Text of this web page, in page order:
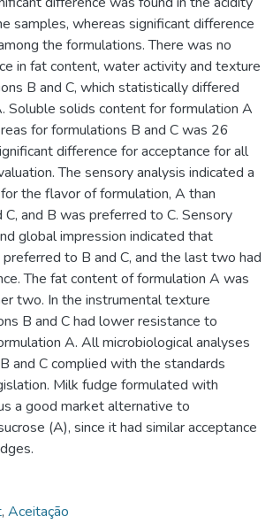
samples, whereas significant difference
the formulations. There was no
in fat content, water activity and texture
B and C, which statistically differed
Soluble solids content for formulation A
for formulations B and C was 26
difference for acceptance for all
The sensory analysis indicated a
the flavor of formulation, A than
and B was preferred to C. Sensory
global impression indicated that
to B and C, and the last two had
The fat content of formulation A was
two. In the instrumental texture
B and C had lower resistance to
A. All microbiological analyses
and C complied with the standards
Milk fudge formulated with
a good market alternative to
(A), since it had similar acceptance
, Aceitação